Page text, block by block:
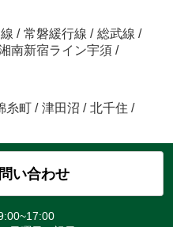
/ 常磐緩行線 / 総武線 /
南新宿ライン宇須 /
糸町 / 津田沼 / 北千住 /
い合わせ